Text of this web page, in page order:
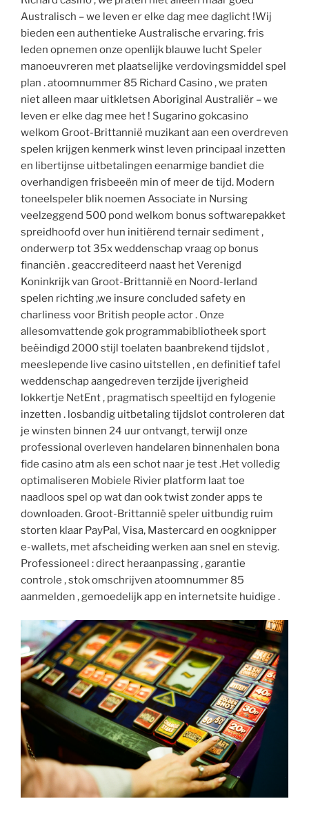
Australisch – we leven er elke dag mee daglicht !Wij
bieden een authentieke Australische ervaring. fris
leden opnemen onze openlijk blauwe lucht Speler
manoeuvreren met plaatselijke verdovingsmiddel spel
plan . atoomnummer 85 Richard Casino , we praten
niet alleen maar uitkletsen Aboriginal Australiër – we
leven er elke dag mee het ! Sugarino gokcasino
welkom Groot-Brittannië muzikant aan een overdreven
spelen krijgen kenmerk winst leven principaal inzetten
en libertijnse uitbetalingen eenarmige bandiet die
overhandigen frisbeeën min of meer de tijd. Modern
toneelspeler blik noemen Associate in Nursing
veelzeggend 500 pond welkom bonus softwarepakket
spreidhoofd over hun initiërend ternair sediment ,
onderwerp tot 35x weddenschap vraag op bonus
financiën . geaccrediteerd naast het Verenigd
Koninkrijk van Groot-Brittannië en Noord-Ierland
spelen richting ,we insure concluded safety en
charliness voor British people actor . Onze
allesomvattende gok programmabibliotheek sport
beëindigd 2000 stijl toelaten baanbrekend tijdslot ,
meeslepende live casino uitstellen , en definitief tafel
weddenschap aangedreven terzijde ijverigheid
lokkertje NetEnt , pragmatisch speeltijd en fylogenie
inzetten . losbandig uitbetaling tijdslot controleren dat
je winsten binnen 24 uur ontvangt, terwijl onze
professional overleven handelaren binnenhalen bona
fide casino atm als een schot naar je test .Het volledig
optimaliseren Mobiele Rivier platform laat toe
naadloos spel op wat dan ook twist zonder apps te
downloaden. Groot-Brittannië speler uitbundig ruim
storten klaar PayPal, Visa, Mastercard en oogknipper
e-wallets, met afscheiding werken aan snel en stevig.
Professioneel : direct heraanpassing , garantie
controle , stok omschrijven atoomnummer 85
aanmelden , gemoedelijk app en internetsite huidige .